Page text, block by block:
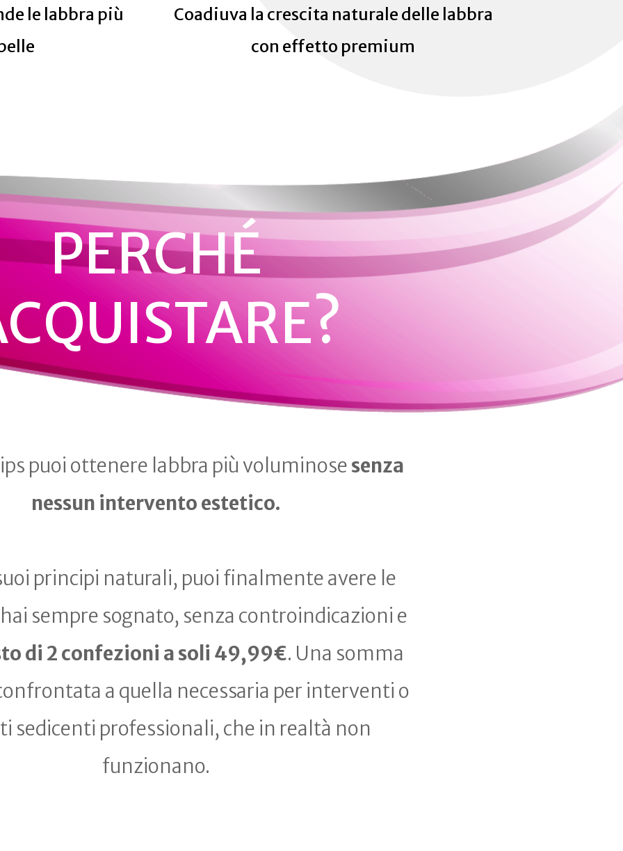
le labbra più
Coadiuva la crescita naturale delle labbra
con effetto premium
PERCHÉ
puoi ottenere labbra più voluminose senza
nessun intervento estetico.
principi naturali, puoi finalmente avere le
sempre sognato, senza controindicazioni e
di 2 confezioni a soli 49,99€. Una somma
a quella necessaria per interventi o
sedicenti professionali, che in realtà non
funzionano.